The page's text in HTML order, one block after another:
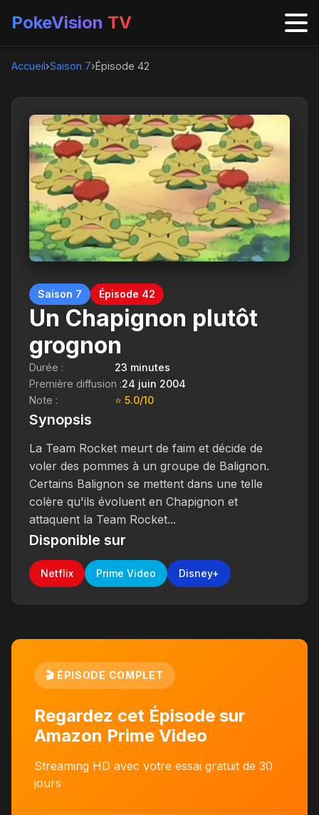
PokeVision TV
Accueil›Saison 7›Épisode 42
Saison 7 Épisode 42
Un Chapignon plutôt
grognon
Durée :
23 minutes
Première diffusion :24 juin 2004
Note :
⭐ 5.0/10
Synopsis
La Team Rocket meurt de faim et décide de
voler des pommes à un groupe de Balignon.
Certains Balignon se mettent dans une telle
colère qu'ils évoluent en Chapignon et
attaquent la Team Rocket...
Disponible sur
Netflix Prime Video Disney+
🎬 ÉPISODE COMPLET
Regardez cet Épisode sur
Amazon Prime Video
Streaming HD avec votre essai gratuit de 30
jours